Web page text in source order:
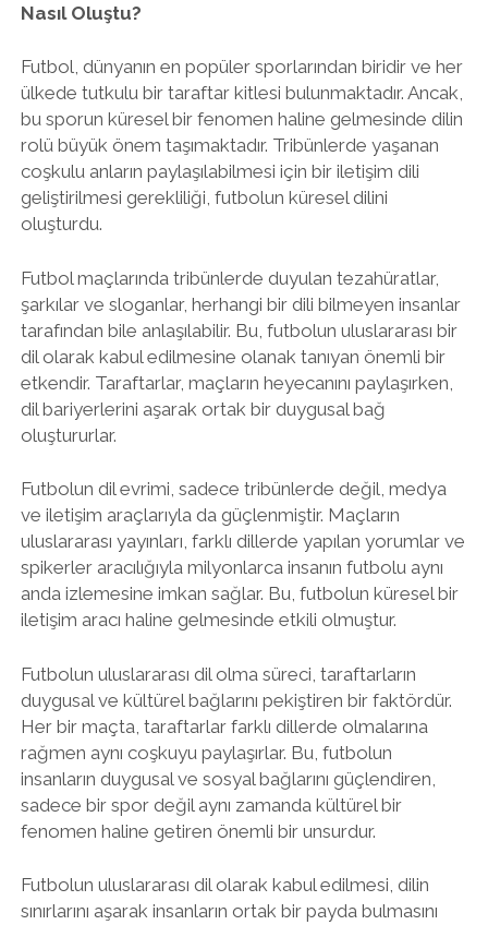
Nasıl Oluştu?
Futbol, dünyanın en popüler sporlarından biridir ve her
ülkede tutkulu bir taraftar kitlesi bulunmaktadır. Ancak,
bu sporun küresel bir fenomen haline gelmesinde dilin
rolü büyük önem taşımaktadır. Tribünlerde yaşanan
coşkulu anların paylaşılabilmesi için bir iletişim dili
geliştirilmesi gerekliliği, futbolun küresel dilini
oluşturdu.
Futbol maçlarında tribünlerde duyulan tezahüratlar,
şarkılar ve sloganlar, herhangi bir dili bilmeyen insanlar
tarafından bile anlaşılabilir. Bu, futbolun uluslararası bir
dil olarak kabul edilmesine olanak tanıyan önemli bir
etkendir. Taraftarlar, maçların heyecanını paylaşırken,
dil bariyerlerini aşarak ortak bir duygusal bağ
oluştururlar.
Futbolun dil evrimi, sadece tribünlerde değil, medya
ve iletişim araçlarıyla da güçlenmiştir. Maçların
uluslararası yayınları, farklı dillerde yapılan yorumlar ve
spikerler aracılığıyla milyonlarca insanın futbolu aynı
anda izlemesine imkan sağlar. Bu, futbolun küresel bir
iletişim aracı haline gelmesinde etkili olmuştur.
Futbolun uluslararası dil olma süreci, taraftarların
duygusal ve kültürel bağlarını pekiştiren bir faktördür.
Her bir maçta, taraftarlar farklı dillerde olmalarına
rağmen aynı coşkuyu paylaşırlar. Bu, futbolun
insanların duygusal ve sosyal bağlarını güçlendiren,
sadece bir spor değil aynı zamanda kültürel bir
fenomen haline getiren önemli bir unsurdur.
Futbolun uluslararası dil olarak kabul edilmesi, dilin
sınırlarını aşarak insanların ortak bir payda bulmasını